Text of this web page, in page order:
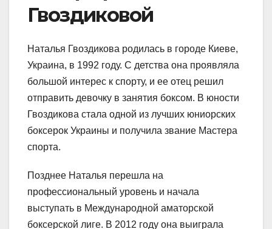
Гвоздиковой
Наталья Гвоздикова родилась в городе Киеве,
Украина, в 1992 году. С детства она проявляла
большой интерес к спорту, и ее отец решил
отправить девочку в занятия боксом. В юности
Гвоздикова стала одной из лучших юниорских
боксерок Украины и получила звание Мастера
спорта.
Позднее Наталья перешла на
профессиональный уровень и начала
выступать в Международной аматорской
боксерской лиге. В 2012 году она выиграла